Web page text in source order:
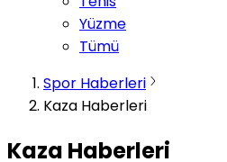
Yüzme
Tümü
Spor Haberleri
Kaza Haberleri
Kaza Haberleri